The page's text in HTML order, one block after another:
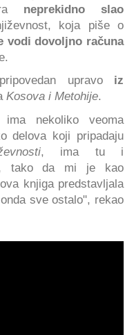
neprekidno slao
koja piše o
vodi dovoljno računa
upravoiz
Kosova i Metohije.
nekoliko veoma
delova koji pripadaju
, ima tu i
tako da mi je kao
knjiga predstavljala
sve ostalo", rekao